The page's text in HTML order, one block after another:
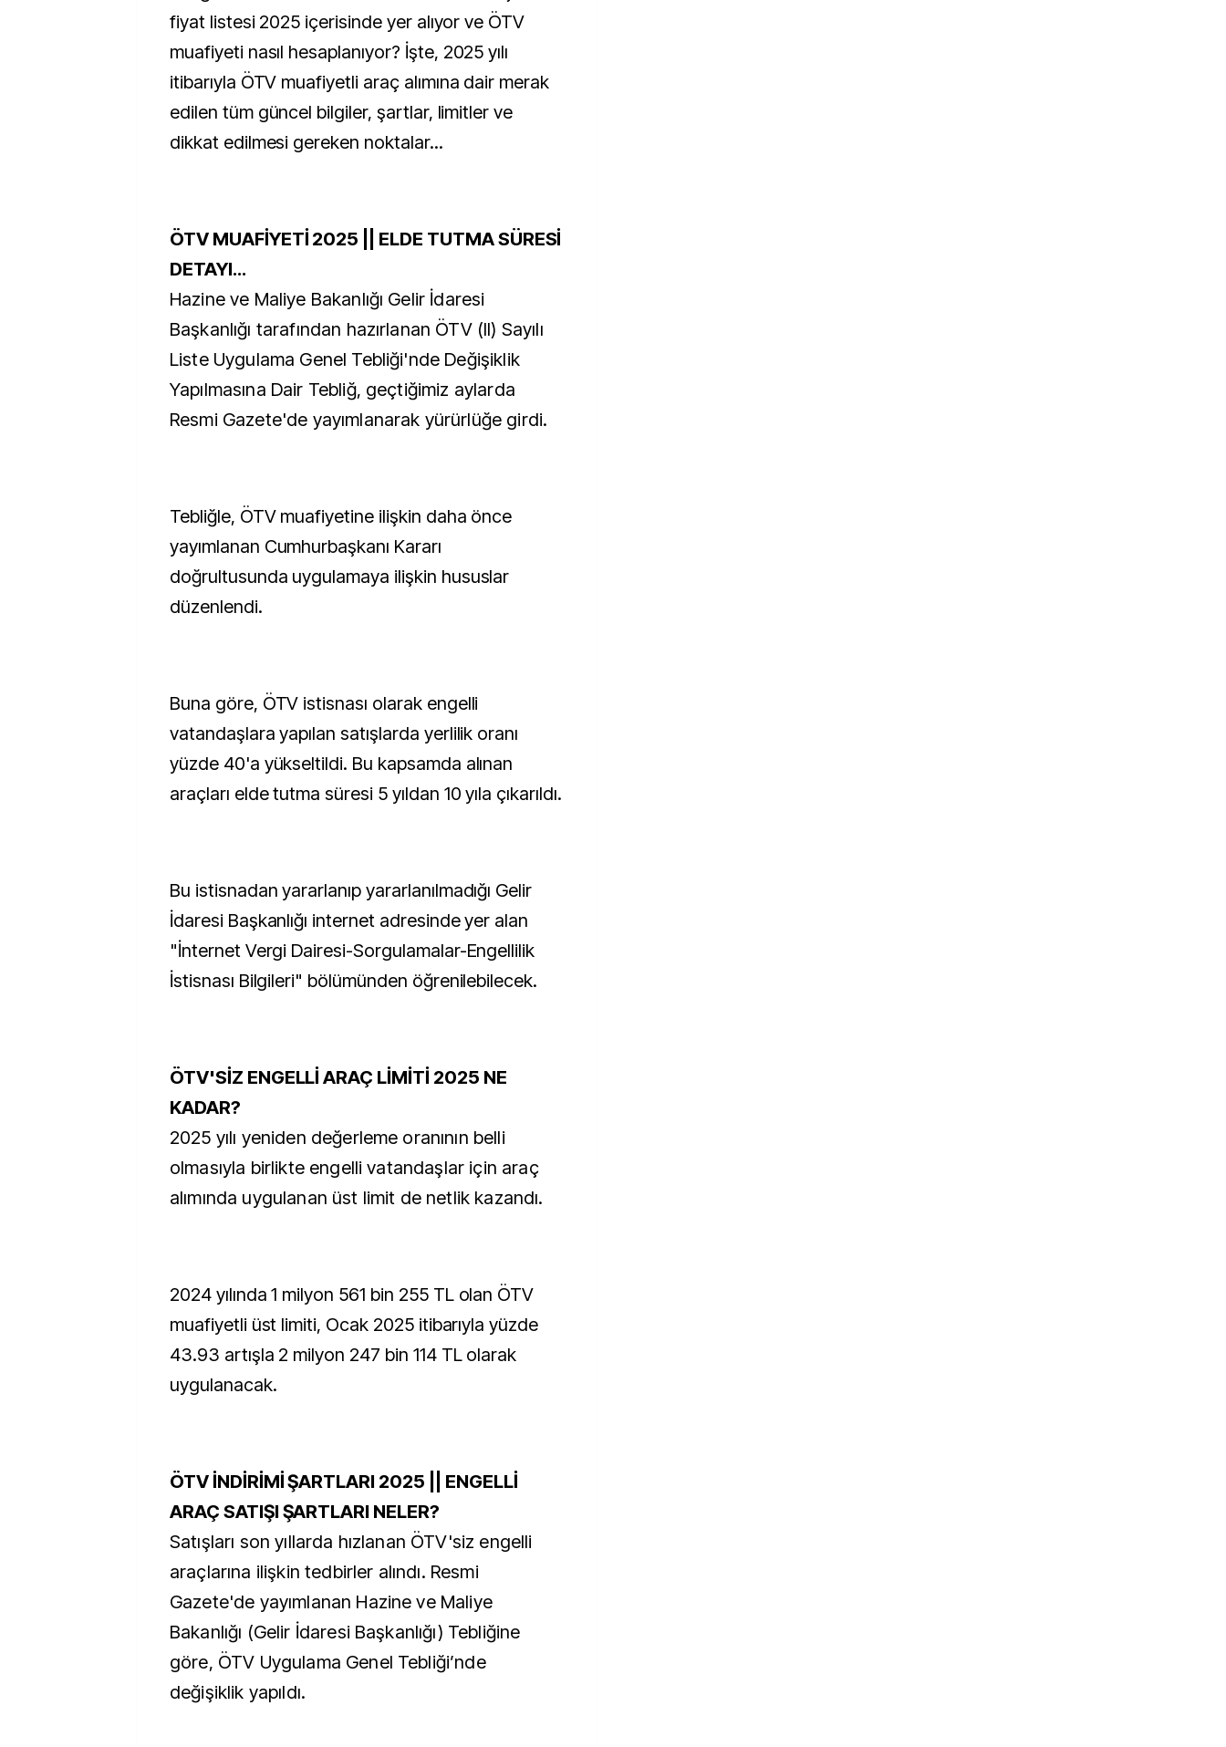
fiyat listesi 2025 içerisinde yer alıyor ve ÖTV
muafiyeti nasıl hesaplanıyor? İşte, 2025 yılı
itibarıyla ÖTV muafiyetli araç alımına dair merak
edilen tüm güncel bilgiler, şartlar, limitler ve
dikkat edilmesi gereken noktalar...
ÖTV MUAFİYETİ 2025 || ELDE TUTMA SÜRESİ
DETAYI...
Hazine ve Maliye Bakanlığı Gelir İdaresi
Başkanlığı tarafından hazırlanan ÖTV (II) Sayılı
Liste Uygulama Genel Tebliği'nde Değişiklik
Yapılmasına Dair Tebliğ, geçtiğimiz aylarda
Resmi Gazete'de yayımlanarak yürürlüğe girdi.
Tebliğle, ÖTV muafiyetine ilişkin daha önce
yayımlanan Cumhurbaşkanı Kararı
doğrultusunda uygulamaya ilişkin hususlar
düzenlendi.
Buna göre, ÖTV istisnası olarak engelli
vatandaşlara yapılan satışlarda yerlilik oranı
yüzde 40'a yükseltildi. Bu kapsamda alınan
araçları elde tutma süresi 5 yıldan 10 yıla çıkarıldı.
Bu istisnadan yararlanıp yararlanılmadığı Gelir
İdaresi Başkanlığı internet adresinde yer alan
"İnternet Vergi Dairesi-Sorgulamalar-Engellilik
İstisnası Bilgileri" bölümünden öğrenilebilecek.
ÖTV'SİZ ENGELLİ ARAÇ LİMİTİ 2025 NE
KADAR?
2025 yılı yeniden değerleme oranının belli
olmasıyla birlikte engelli vatandaşlar için araç
alımında uygulanan üst limit de netlik kazandı.
2024 yılında 1 milyon 561 bin 255 TL olan ÖTV
muafiyetli üst limiti, Ocak 2025 itibarıyla yüzde
43.93 artışla 2 milyon 247 bin 114 TL olarak
uygulanacak.
ÖTV İNDİRİMİ ŞARTLARI 2025 || ENGELLİ
ARAÇ SATIŞI ŞARTLARI NELER?
Satışları son yıllarda hızlanan ÖTV'siz engelli
araçlarına ilişkin tedbirler alındı. Resmi
Gazete'de yayımlanan Hazine ve Maliye
Bakanlığı (Gelir İdaresi Başkanlığı) Tebliğine
göre, ÖTV Uygulama Genel Tebliği’nde
değişiklik yapıldı.